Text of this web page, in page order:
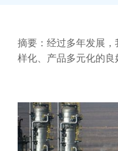
摘要：经过多年发展
样化、产品多元化的良